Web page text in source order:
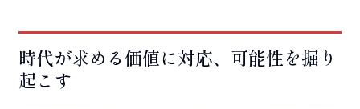
時代が求める価値に対応、可能性を掘り
起こす